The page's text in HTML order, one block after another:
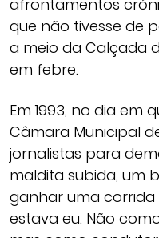
afrontamentos
que não tivesse de
a meio da Calçada
em febre.
Em 1993, no dia em
Câmara Municipal
jornalistas para
maldita subida, um
ganhar uma corrida
estava eu. Não